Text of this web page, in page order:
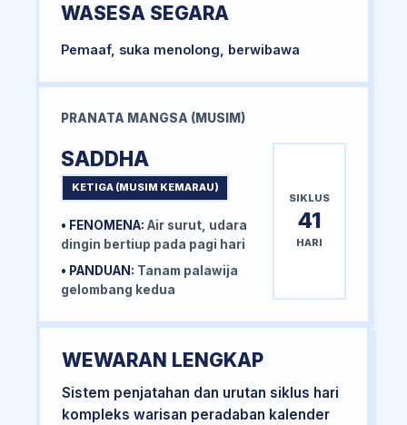
WASESA SEGARA
Pemaaf, suka menolong, berwibawa
PRANATA MANGSA (MUSIM)
SADDHA
KETIGA (MUSIM KEMARAU)
• FENOMENA: Air surut, udara
dingin bertiup pada pagi hari
• PANDUAN: Tanam palawija
gelombang kedua
SIKLUS
41
HARI
WEWARAN LENGKAP
Sistem penjatahan dan urutan siklus hari
kompleks warisan peradaban kalender